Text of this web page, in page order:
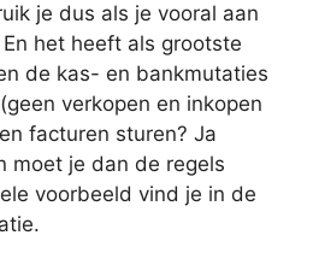
je dus als je vooral aan
het heeft als grootste
de kas- en bankmutaties
verkopen en inkopen
facturen sturen? Ja
moet je dan de regels
voorbeeld vind je in de